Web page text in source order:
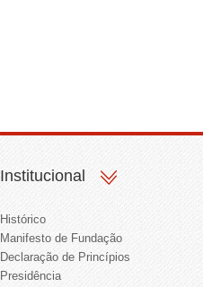
Institucional
Histórico
Manifesto de Fundação
Declaração de Princípios
Presidência